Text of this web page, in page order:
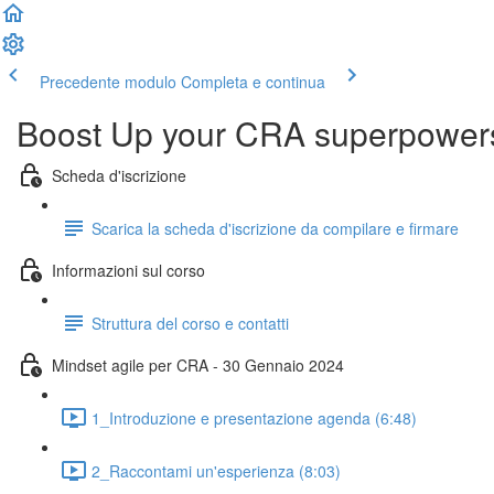
Precedente modulo Completa e continua
Boost Up your CRA
Scheda d'iscrizione
Scarica la scheda d'iscrizione da compilare e firmare
Informazioni sul corso
Struttura del corso e contatti
Mindset agile per CRA - 30 Gennaio 2024
1_Introduzione e presentazione agenda (6:48)
2_Raccontami un'esperienza (8:03)